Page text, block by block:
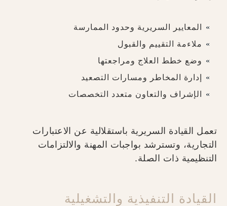
المعايير السريرية وحدود الممارسة
ملاءمة التقييم والقبول
وضع خطط العلاج ومراجعتها
إدارة المخاطر ومسارات التصعيد
الإشراف والتعاون متعدد التخصصات
تعمل القيادة السريرية باستقلالية عن الاعتبارات
التجارية، وتسترشد بواجبات المهنة والالتزامات
التنظيمية ذات الصلة.
القيادة التنفيذية والتشغيلية